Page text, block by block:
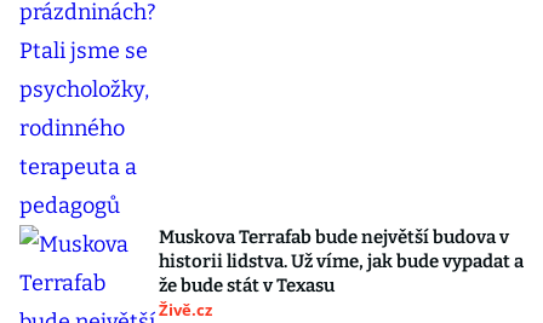
Muskova Terrafab bude největší budova v
historii lidstva. Už víme, jak bude vypadat a
že bude stát v Texasu
Živě.cz